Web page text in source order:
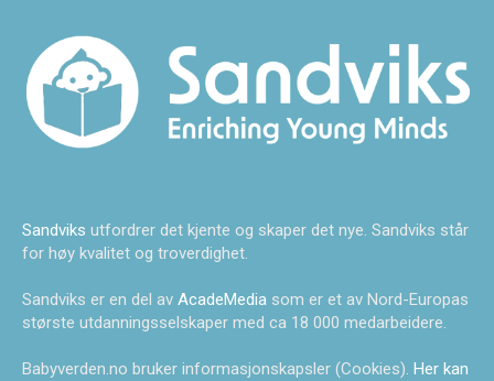
Sandviks utfordrer det kjente og skaper det nye. Sandviks står
for høy kvalitet og troverdighet.
Sandviks er en del av AcadeMedia som er et av Nord-Europas
største utdanningsselskaper med ca 18 000 medarbeidere.
Babyverden.no bruker informasjonskapsler (Cookies). Her kan